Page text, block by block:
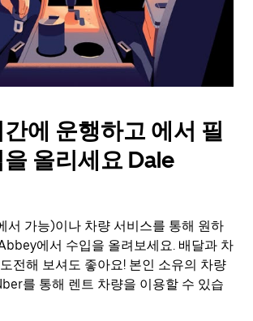
에 운행하고 에서 필
올리세요 Dale
서 가능)이나 차량 서비스를 통해 원하
에서 수입을 올려보세요. 배달과 차
전해 보셔도 좋아요! 본인 소유의 차량
를 통해 렌트 차량을 이용할 수 있습